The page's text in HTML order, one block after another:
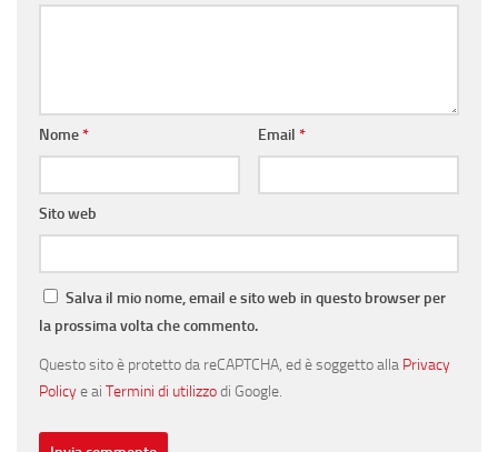
Nome* Email *
Sito web
Salva il mio nome, email e sito web in questo browser per
la prossima volta che commento.
Questo sito è protetto da reCAPTCHA, ed è soggetto alla Privacy
Policye ai Termini di utilizzodi Google.